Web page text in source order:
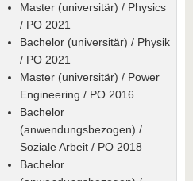
Master (universitär) / Physics
/ PO 2021
Bachelor (universitär) / Physik
/ PO 2021
Master (universitär) / Power
Engineering / PO 2016
Bachelor
(anwendungsbezogen) /
Soziale Arbeit / PO 2018
Bachelor